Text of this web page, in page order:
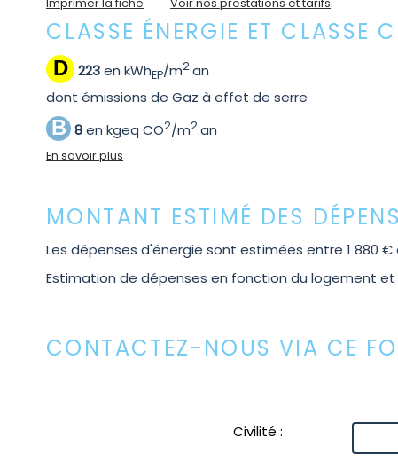
Imprimer la fiche Voir nos prestations et tarifs
CLASSE ÉNERGIE ET CLASSE
D 223en kWhEP/m2.an
dont émissions de Gaz à effet de serre
B 8en kgeq CO2/m2.an
En savoir plus
MONTANT ESTIMÉ DES
Les dépenses d'énergie sont estimées entre 1 880
Estimation de dépenses en fonction du logement
CONTACTEZ-NOUS VIA CE
Civilité :